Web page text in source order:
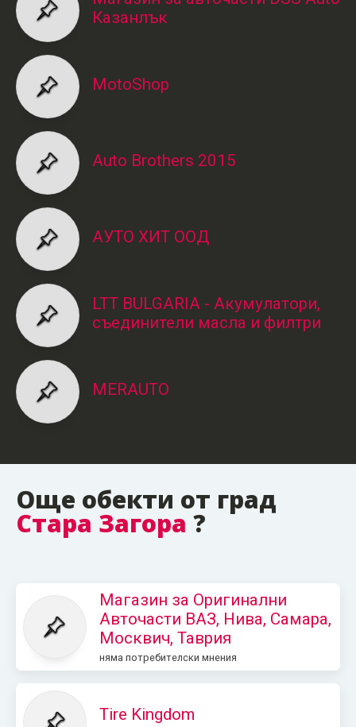
Казанлък
MotoShop
Auto Brothers 2015
АУТО ХИТ ООД
LTT BULGARIA - Акумулатори,
съединители масла и филтри
MERAUTO
Още обекти от град
Стара Загора ?
Магазин за Оригинални
Авточасти ВАЗ, Нива, Самара,
Москвич, Таврия
няма потребителски мнения
Tire Kingdom